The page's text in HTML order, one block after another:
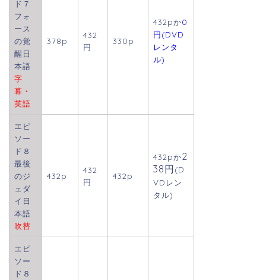
ド７
フォ
ース
の覚
醒日
本語
字
幕・
英語
378p
432
円
330p
432pか0
円(DVD
レンタ
ル)
エピ
ソー
ド８
最後
のジ
ェダ
イ日
本語
吹替
432p
432
円
432p
432pか2
38円(D
VDレン
タル)
エピ
ソー
ド８